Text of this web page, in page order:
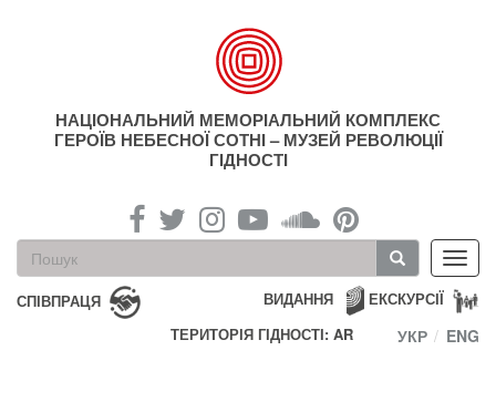
НАЦІОНАЛЬНИЙ МЕМОРІАЛЬНИЙ КОМПЛЕКС
ГЕРОЇВ НЕБЕСНОЇ СОТНІ – МУЗЕЙ РЕВОЛЮЦІЇ
ГІДНОСТІ
Пошукова
форма
Пошук
СПІВПРАЦЯ ЕКСКУРСІЇ
ВИДАННЯ
ТЕРИТОРІЯ ГІДНОСТІ: AR
УКР ENG